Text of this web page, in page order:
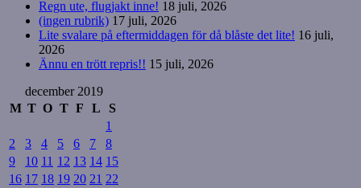
Regn ute, flugjakt inne! 18 juli, 2026
(ingen rubrik) 17 juli, 2026
Lite svalare på eftermiddagen för då blåste det lite! 16 juli,
2026
Ännu en trött repris!! 15 juli, 2026
december 2019
M T O T F L
S
1
2
3 4 5 6 7
8
9
10 11 12 13 14 15
16 17 18 19 20 21 22